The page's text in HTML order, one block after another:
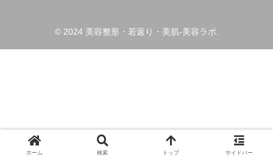
© 2024 美容整形・若返り・美肌-美容ラボ.
ホーム 検索 トップ サイドバー